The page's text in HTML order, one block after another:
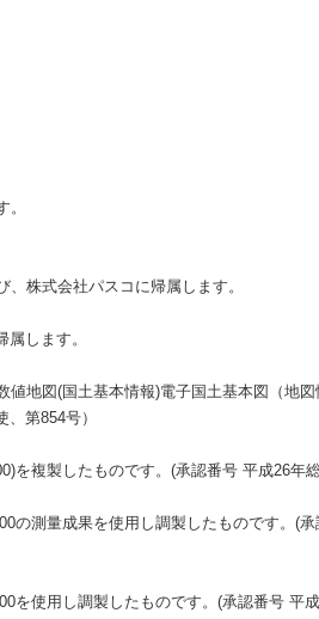
株式会社パスコに帰属します。
します。
地図(国土基本情報)電子国土基本図（地
第854号）
を複製したものです。(承認番号 平成26年
の測量成果を使用し調製したものです。(
を使用し調製したものです。(承認番号 平